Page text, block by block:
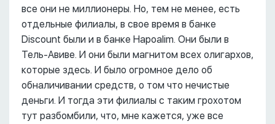
все они не миллионеры. Но, тем не менее, есть
отдельные филиалы, в свое время в банке
Discount были и в банке Hapoalim. Они были в
Тель-Авиве. И они были магнитом всех олигархов,
которые здесь. И было огромное дело об
обналичивании средств, о том что нечистые
деньги. И тогда эти филиалы с таким грохотом
тут разбомбили, что, мне кажется, уже все